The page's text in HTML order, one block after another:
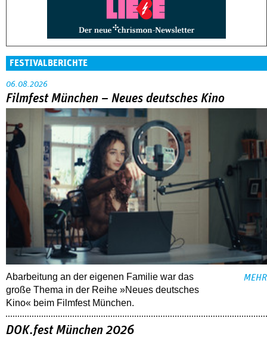
FESTIVALBERICHTE
06.08.2026
Filmfest München – Neues deutsches Kino
Abarbeitung an der eigenen Familie war das
große Thema in der Reihe »Neues deutsches
Kino« beim Filmfest München.
MEHR
DOK.fest München 2026